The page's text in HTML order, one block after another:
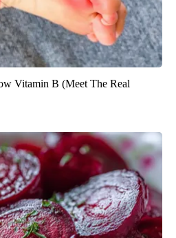
Vitamin B (Meet The Real